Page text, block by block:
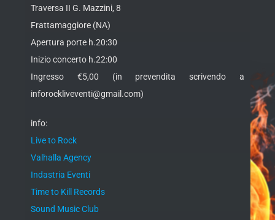
Traversa II G. Mazzini, 8
Frattamaggiore (NA)
Apertura porte h.20:30
Inizio concerto h.22:00
Ingresso €5,00 (in prevendita scrivendo a
inforockliveventi@gmail.com)
info:
Live to Rock
Valhalla Agency
Indastria Eventi
Time to Kill Records
Sound Music Club